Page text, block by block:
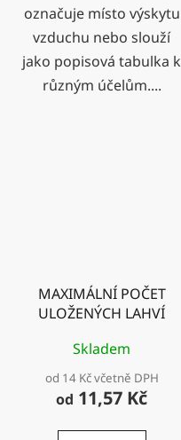
označuje místo výskytu
vzduchu nebo slouží
jako popisová tabulka k
různým účelům....
MAXIMÁLNÍ POČET
ULOŽENÝCH LAHVÍ
Skladem
od 14 Kč včetně DPH
od 11,57 Kč